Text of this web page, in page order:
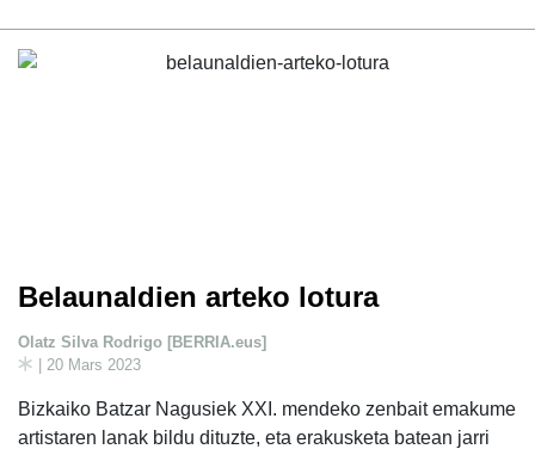
Belaunaldien arteko lotura
Olatz Silva Rodrigo [BERRIA.eus]
| 20 Mars 2023
Bizkaiko Batzar Nagusiek XXI. mendeko zenbait emakume
artistaren lanak bildu dituzte, eta erakusketa batean jarri